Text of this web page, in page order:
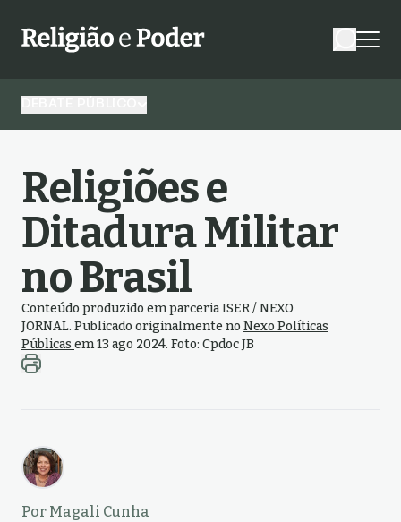
Religiões e
Ditadura Militar
no Brasil
Conteúdo produzido em parceria ISER / NEXO
JORNAL. Publicado originalmente no Nexo Políticas
Públicas em 13 ago 2024. Foto: Cpdoc JB
Por Magali Cunha